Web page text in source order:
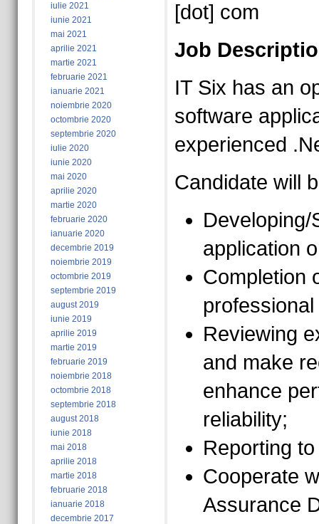
iulie 2021
iunie 2021
mai 2021
aprilie 2021
martie 2021
februarie 2021
ianuarie 2021
noiembrie 2020
octombrie 2020
septembrie 2020
iulie 2020
iunie 2020
mai 2020
aprilie 2020
martie 2020
februarie 2020
ianuarie 2020
decembrie 2019
noiembrie 2019
octombrie 2019
septembrie 2019
august 2019
iunie 2019
aprilie 2019
martie 2019
februarie 2019
noiembrie 2018
octombrie 2018
septembrie 2018
august 2018
iunie 2018
mai 2018
aprilie 2018
martie 2018
februarie 2018
ianuarie 2018
decembrie 2017
[dot] com
Job
IT Six has an
software
experienced
Candidate will
Developing/
application
Completion
Reviewing
and make
enhance
reliability;
Reporting
Cooperate
Assurance